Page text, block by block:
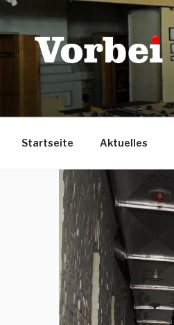
Startseite Aktuelles